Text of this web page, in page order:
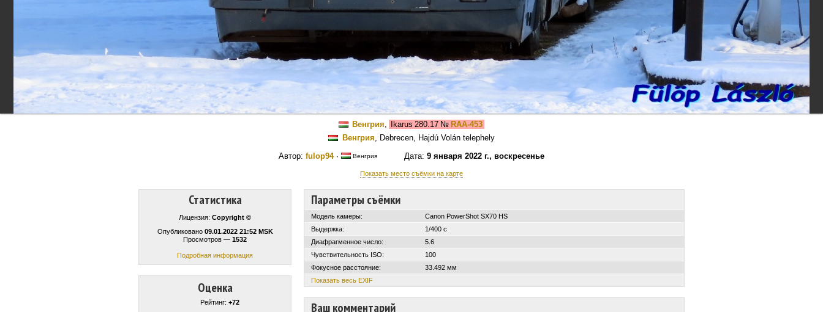
Венгрия, Ikarus 280.17 № RAA-453
Венгрия, Debrecen, Hajdú Volán telephely
Автор: fulop94· Венгрия Дата: 9 января 2022 г., воскресенье
Показать место съёмки на карте
Статистика
Лицензия: Copyright ©
Опубликовано 09.01.2022 21:52 MSK
Просмотров — 1532
Подробная информация
Оценка
Рейтинг: +72
Параметры съёмки
Модель камеры:
Canon PowerShot SX70 HS
Выдержка:
1/400 с
Диафрагменное число:
5.6
Чувствительность ISO:
100
Фокусное расстояние:
33.492 мм
Показать весь EXIF
Ваш комментарий